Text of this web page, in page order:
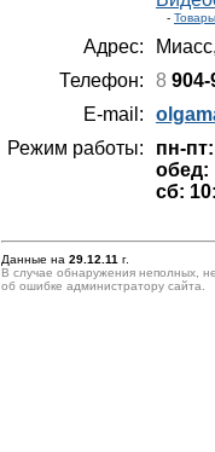
-
Адрес:
Телефон:
8 904-
E-mail:
Режим работы:
пн-
обед:
сб:
Данные на 29.12.11 г.
В случае обнаружения неполных,
об ошибке администратору сайта.